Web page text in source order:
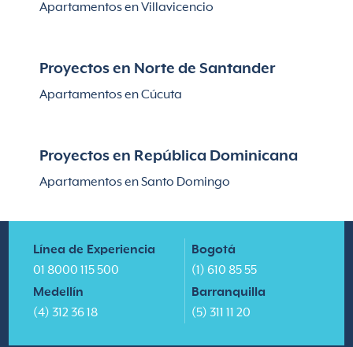
Apartamentos en Villavicencio
Proyectos en Norte de Santander
Apartamentos en Cúcuta
Proyectos en República Dominicana
Apartamentos en Santo Domingo
Línea de Experiencia
01 8000 115 500
Medellín
(4) 312 36 18
Bogotá
(1) 610 85 55
Barranquilla
(5) 311 11 20